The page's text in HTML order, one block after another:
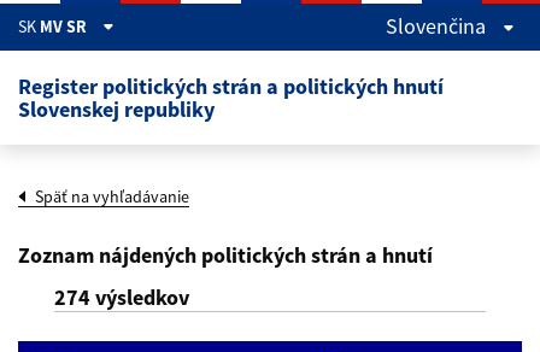
Skočiť na hlavný obsah
SK MV SR Slovenčina
Register politických strán a politických hnutí
Slovenskej republiky
Späť na vyhľadávanie
Zoznam nájdených politických strán a hnutí
274 výsledkov